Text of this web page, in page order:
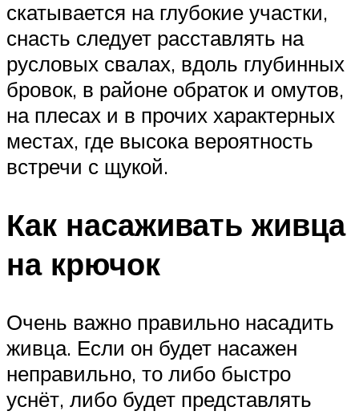
скатывается на глубокие участки,
снасть следует расставлять на
русловых свалах, вдоль глубинных
бровок, в районе обраток и омутов,
на плесах и в прочих характерных
местах, где высока вероятность
встречи с щукой.
Как насаживать живца
на крючок
Очень важно правильно насадить
живца. Если он будет насажен
неправильно, то либо быстро
уснёт, либо будет представлять